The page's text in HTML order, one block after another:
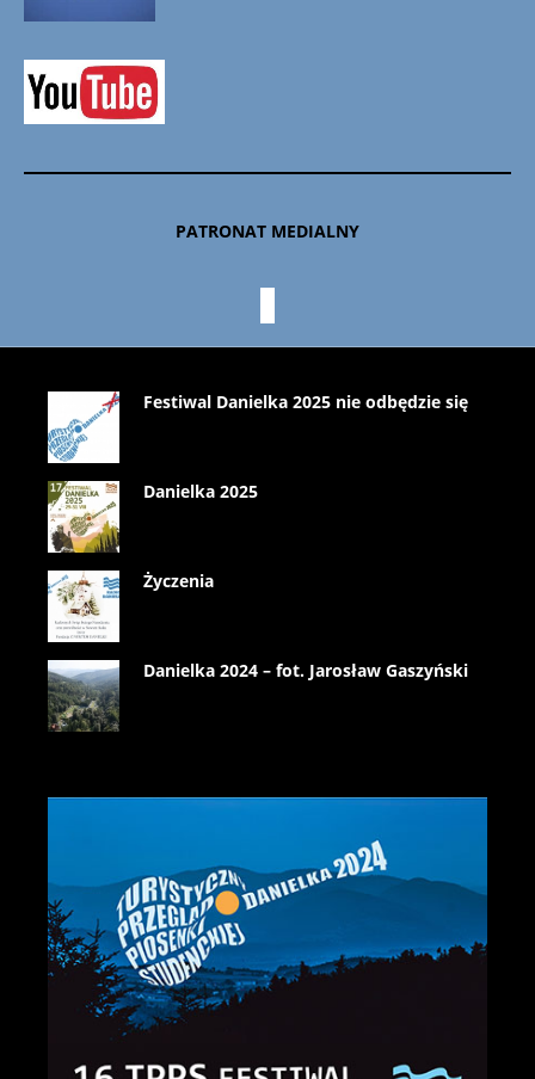
PATRONAT MEDIALNY
Festiwal Danielka 2025 nie odbędzie się
Danielka 2025
Życzenia
Danielka 2024 – fot. Jarosław Gaszyński